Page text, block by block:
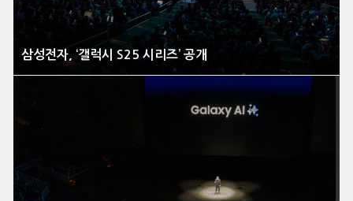
삼성전자, ‘갤럭시 S25 시리즈’ 공개